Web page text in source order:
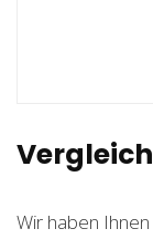
Wir haben